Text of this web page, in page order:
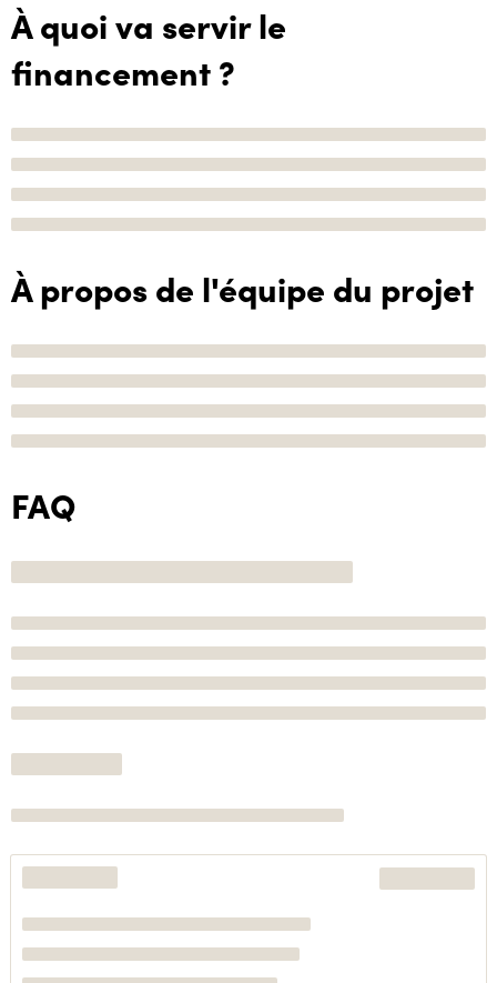
À quoi va servir le
financement ?
À propos de l'équipe du projet
FAQ